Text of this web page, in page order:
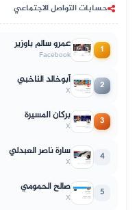
حسابات التواصل الاجتماعي
1 عمرو سالم باوزير
Facebook
2 أبوخالد الناخبي
X
3 بركان المسيرة
X
4 سارة ناصر العبدلي
X
5 صالح الحمومي
X